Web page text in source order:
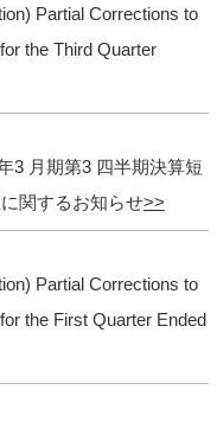
Partial Corrections to
the Third Quarter
3 月期第3 四半期決算短
関するお知らせ
Partial Corrections to
the First Quarter Ended